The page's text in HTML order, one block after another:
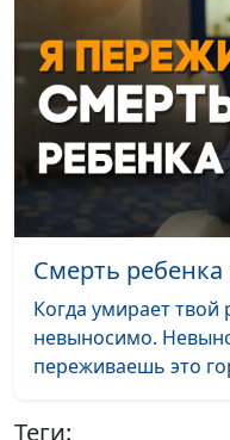
Через трудности к
Смерть
Когда умирает твой
невыносимо.
переживаешь это
Теги: